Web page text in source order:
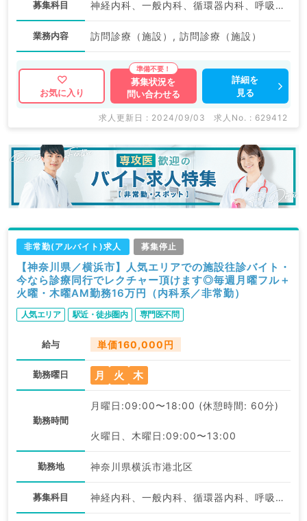
募集科目 神経内科、一般内科、循環器内科、呼吸器内科、消化器内科、内分泌・代謝内科、腎臓内科、老年内科、血液内科、膠原病科
業務内容 訪問診療（施設）, 訪問診療（施設）
お気に入り
募集状況を
問い合わせる
詳細を
見る
求人更新日 : 2024/09/03 求人No. : 629412
非常勤(アルバイト)求人 募集停止
【神奈川県／横浜市】人気エリアでの施設往診バイト・
今なら診療同行でレクチャー頂けます◎毎週月曜フル＋
火曜・木曜AM勤務16万円（内科系／非常勤）
人気エリア 駅近・徒歩圏内 専門医不問
給与 単価160,000円
勤務曜日 月 火 木
勤務時間
月曜日:09:00〜18:00 (休憩時間: 60分)
火曜日、木曜日:09:00〜13:00
勤務地 神奈川県横浜市港北区
募集科目 神経内科、一般内科、循環器内科、呼吸器内科、消化器内科、内分泌・代謝内科、腎臓内科、老年内科、血液内科、膠原病科